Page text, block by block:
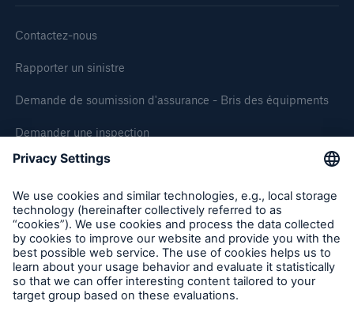
Contactez-nous
Rapporter un sinistre
Demande de soumission d'assurance - Bris des équipments
Demander une inspection
Suivre HSB Canada